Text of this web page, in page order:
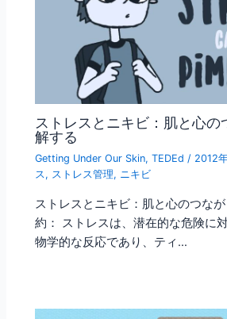
ストレスとニキビ：肌と心の
解する
Getting Under Our Skin,TEDEd / 2012
ス, ストレス管理, ニキビ
ストレスとニキビ：肌と心のつな
約： ストレスは、潜在的な危険に
物学的な反応であり、ティ…